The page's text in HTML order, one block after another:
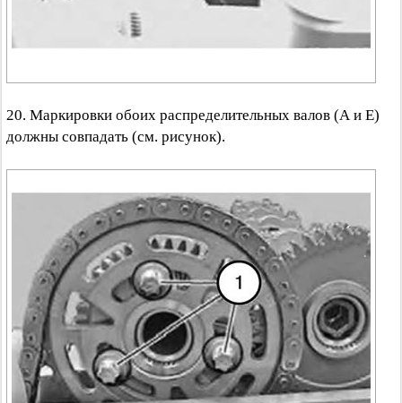
20. Маркировки обоих распределительных валов (А и Е)
должны совпадать (см. рисунок).